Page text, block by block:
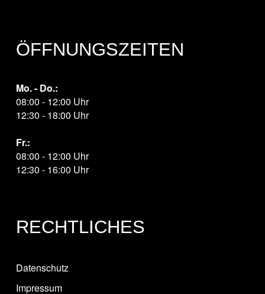
ÖFFNUNGSZEITEN
Mo. - Do.:
08:00 - 12:00 Uhr
12:30 - 18:00 Uhr
Fr.:
08:00 - 12:00 Uhr
12:30 - 16:00 Uhr
RECHTLICHES
Datenschutz
Impressum